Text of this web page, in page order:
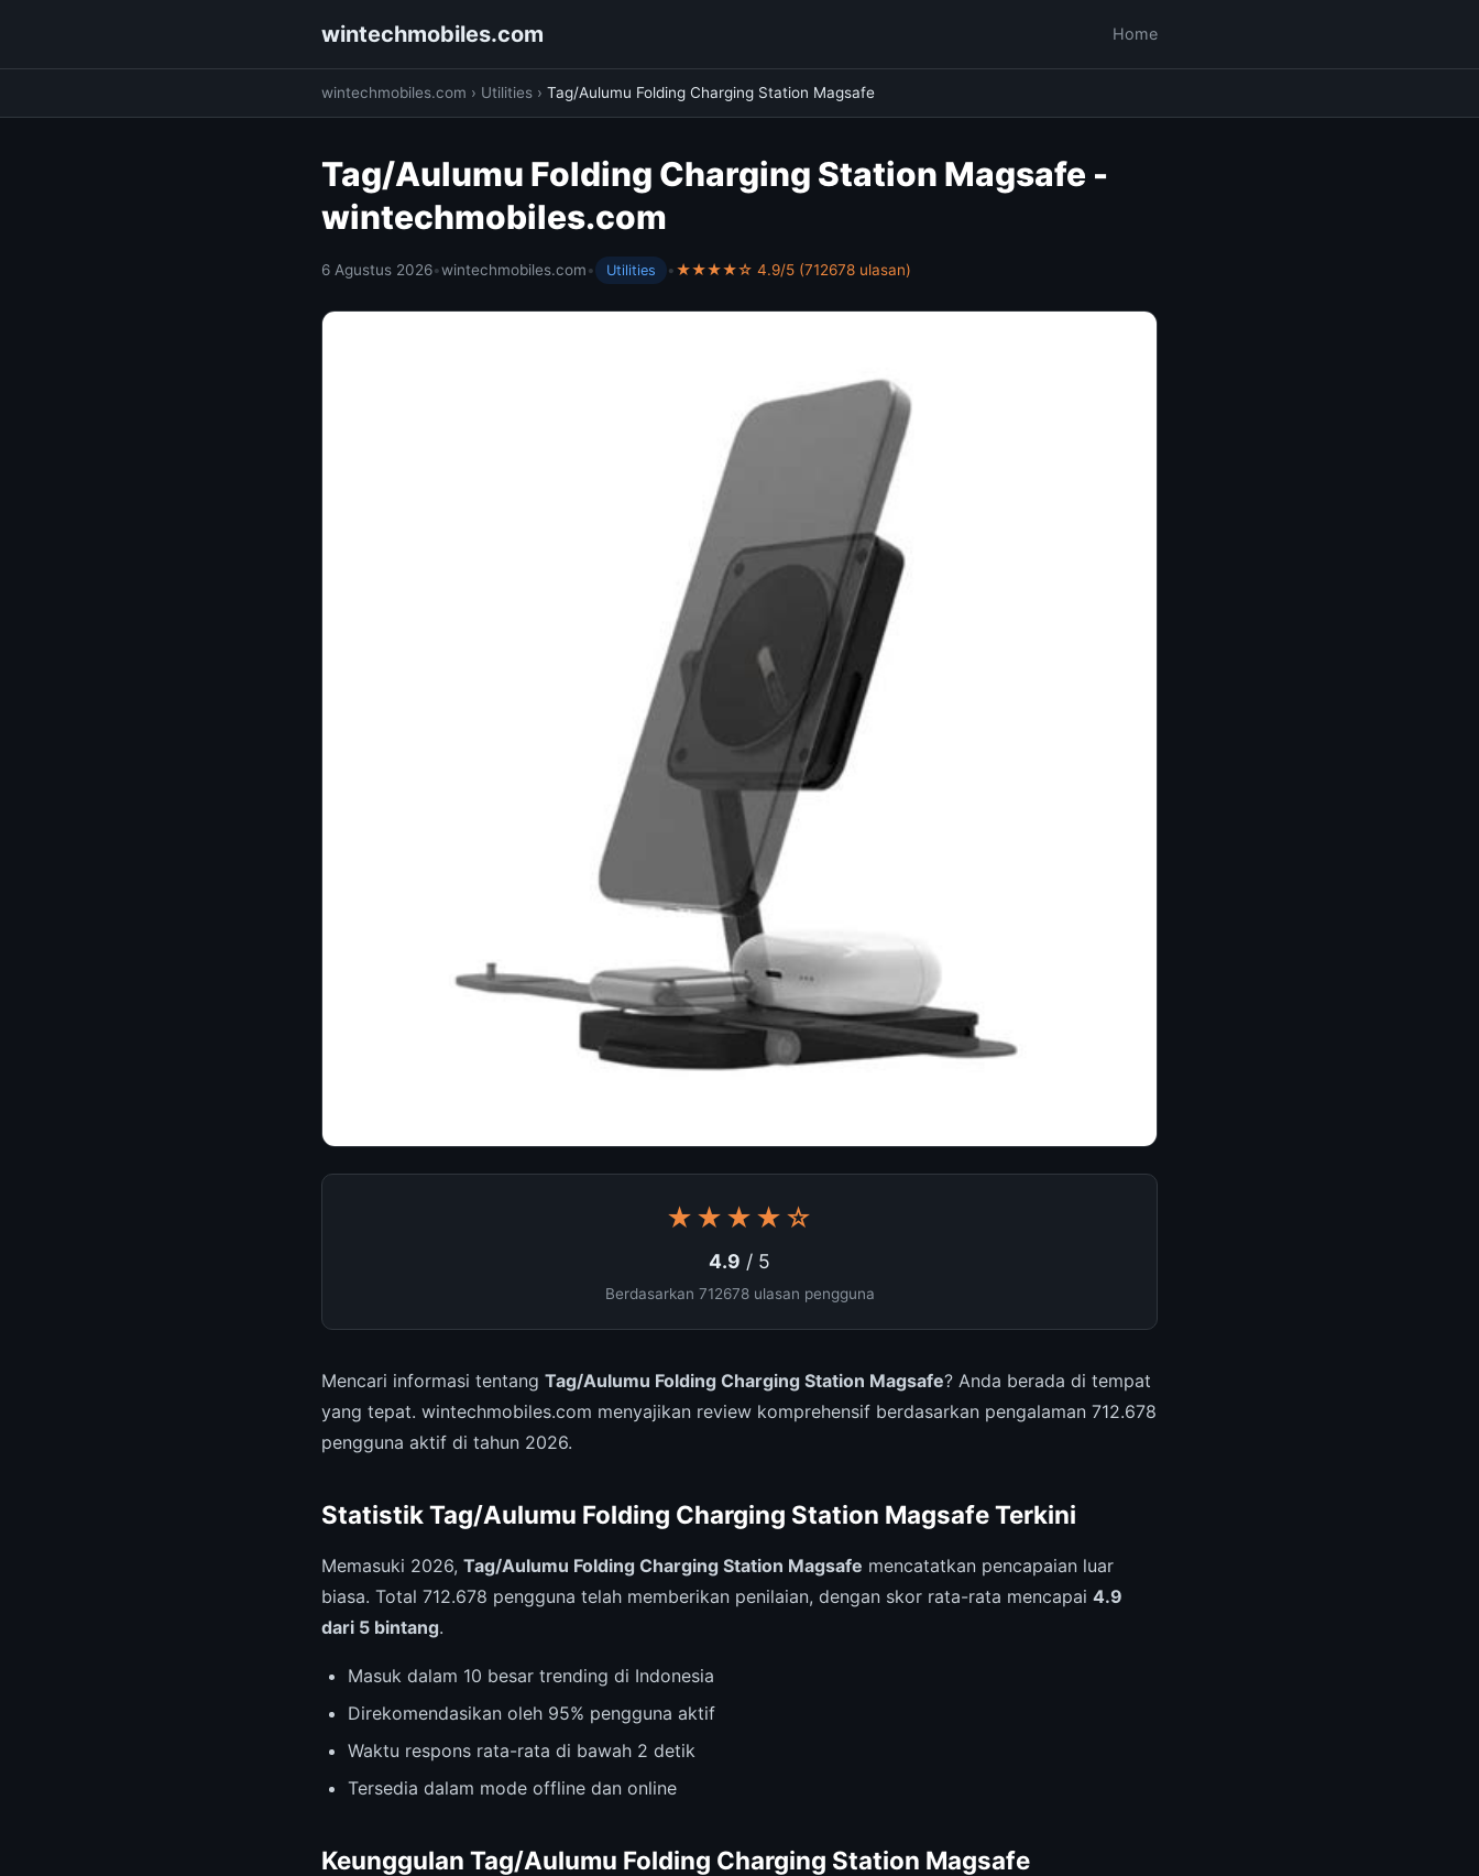
wintechmobiles.com Home
wintechmobiles.com › Utilities › Tag/Aulumu Folding Charging Station Magsafe
Tag/Aulumu Folding Charging Station Magsafe -
wintechmobiles.com
6 Agustus 2026•wintechmobiles.com• Utilities •★★★★☆ 4.9/5 (712678 ulasan)
★★★★☆
4.9 / 5
Berdasarkan 712678 ulasan pengguna
Mencari informasi tentang Tag/Aulumu Folding Charging Station Magsafe? Anda berada di tempat
yang tepat. wintechmobiles.com menyajikan review komprehensif berdasarkan pengalaman 712.678
pengguna aktif di tahun 2026.
Statistik Tag/Aulumu Folding Charging Station Magsafe Terkini
Memasuki 2026, Tag/Aulumu Folding Charging Station Magsafe mencatatkan pencapaian luar
biasa. Total 712.678 pengguna telah memberikan penilaian, dengan skor rata-rata mencapai 4.9
dari 5 bintang.
Masuk dalam 10 besar trending di Indonesia
Direkomendasikan oleh 95% pengguna aktif
Waktu respons rata-rata di bawah 2 detik
Tersedia dalam mode offline dan online
Keunggulan Tag/Aulumu Folding Charging Station Magsafe